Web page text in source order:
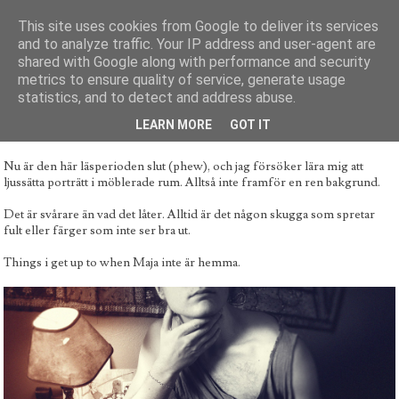
FOTOGRAF BRÖLLOP BLOGLOVIN INSTAGRAM FAQ KONTAKTA
Nu är den här läsperioden slut (phew), och jag försöker lära mig att
ljussätta porträtt i möblerade rum. Alltså inte framför en ren bakgrund.
Det är svårare än vad det låter. Alltid är det någon skugga som spretar
fult eller färger som inte ser bra ut.
Things i get up to when Maja inte är hemma.
This site uses cookies from Google to deliver its services
and to analyze traffic. Your IP address and user-agent are
shared with Google along with performance and security
metrics to ensure quality of service, generate usage
statistics, and to detect and address abuse.
LEARN MORE GOT IT